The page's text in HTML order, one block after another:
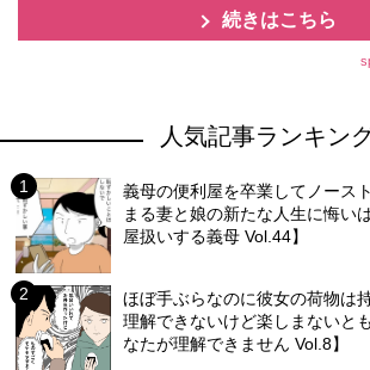
続きはこちら
人気記事ランキン
義母の便利屋を卒業してノース
まる妻と娘の新たな人生に悔い
屋扱いする義母 Vol.44】
ほぼ手ぶらなのに彼女の荷物は
理解できないけど楽しまないと
なたが理解できません Vol.8】